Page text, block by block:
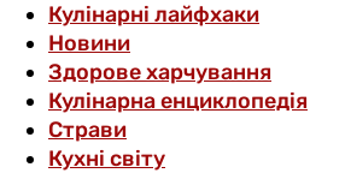
Кулінарні лайфхаки
Новини
Здорове харчування
Кулінарна енциклопедія
Страви
Кухні світу